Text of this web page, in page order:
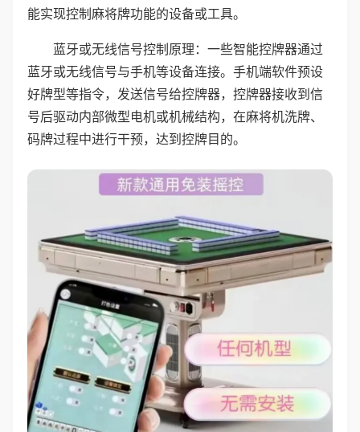
能实现控制麻将牌功能的设备或工具。
蓝牙或无线信号控制原理：一些智能控牌器通过
蓝牙或无线信号与手机等设备连接。手机端软件预设
好牌型等指令，发送信号给控牌器，控牌器接收到信
号后驱动内部微型电机或机械结构，在麻将机洗牌、
码牌过程中进行干预，达到控牌目的。